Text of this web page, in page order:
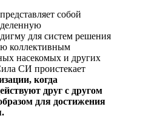
собой
для систем решения
коллективным
насекомых и других
СИ проистекает
когда
друг с другом
для достижения